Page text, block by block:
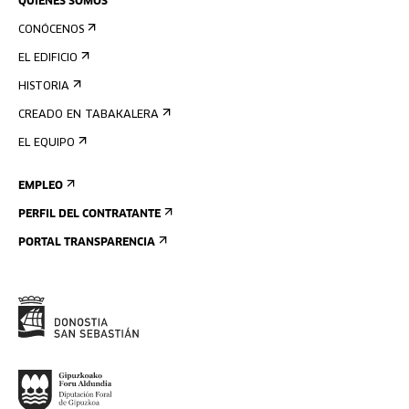
CONÓCENOS
EL EDIFICIO
HISTORIA
CREADO EN TABAKALERA
EL EQUIPO
EMPLEO
PERFIL DEL CONTRATANTE
PORTAL TRANSPARENCIA